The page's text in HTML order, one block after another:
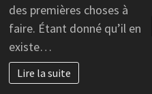
des premières choses à
faire. Étant donné qu’il en
existe…
Lire la suite